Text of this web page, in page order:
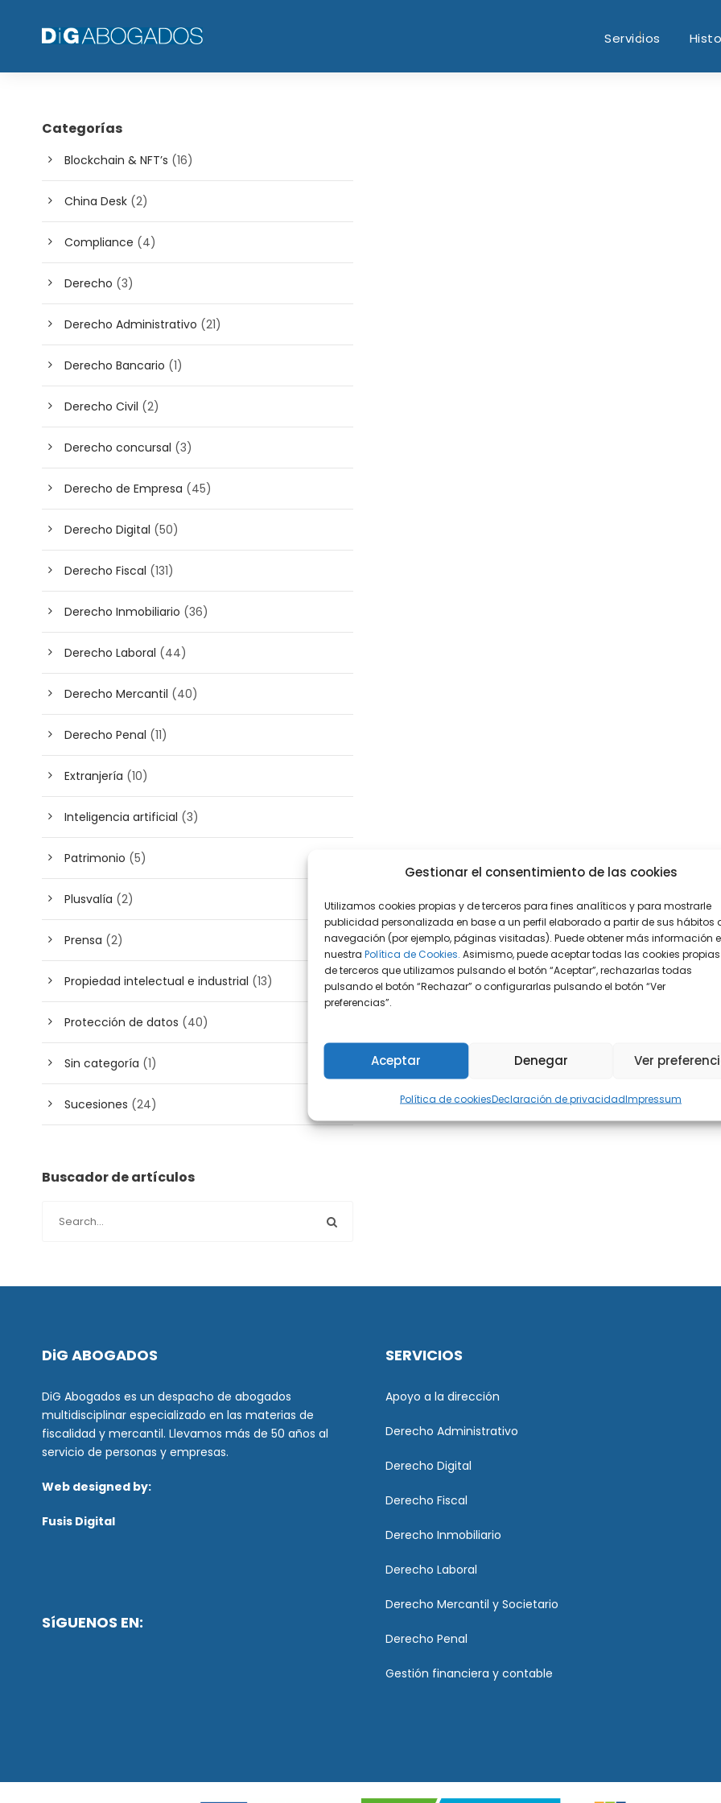
Gestionar el consentimiento de las cookies
Utilizamos cookies propias y de terceros para fines analíticos y para mostrarle
publicidad personalizada en base a un perfil elaborado a partir de sus hábitos
navegación (por ejemplo, páginas visitadas). Puede obtener más información
nuestra Política de Cookies. Asimismo, puede aceptar todas las cookies
de terceros que utilizamos pulsando el botón “Aceptar”, rechazarlas todas
pulsando el botón “Rechazar” o configurarlas pulsando el botón “Ver
preferencias”.
Aceptar Denegar Ver
Política de cookiesDeclaración de privacidadImpressum
Servicios
Categorías
Blockchain & NFT’s (16)
China Desk (2)
Compliance (4)
Derecho (3)
Derecho Administrativo (21)
Derecho Bancario (1)
Derecho Civil (2)
Derecho concursal (3)
Derecho de Empresa (45)
Derecho Digital (50)
Derecho Fiscal (131)
Derecho Inmobiliario (36)
Derecho Laboral (44)
Derecho Mercantil (40)
Derecho Penal (11)
Extranjería (10)
Inteligencia artificial (3)
Patrimonio (5)
Plusvalía (2)
Prensa (2)
Propiedad intelectual e industrial (13)
Protección de datos (40)
Sin categoría (1)
Sucesiones (24)
Buscador de artículos
DiG ABOGADOS
DiG Abogados es un despacho de abogados
multidisciplinar especializado en las materias de
fiscalidad y mercantil. Llevamos más de 50 años al
servicio de personas y empresas.
Web designed by:
Fusis Digital
SíGUENOS EN:
SERVICIOS
Apoyo a la dirección
Derecho Administrativo
Derecho Digital
Derecho Fiscal
Derecho Inmobiliario
Derecho Laboral
Derecho Mercantil y Societario
Derecho Penal
Gestión financiera y contable